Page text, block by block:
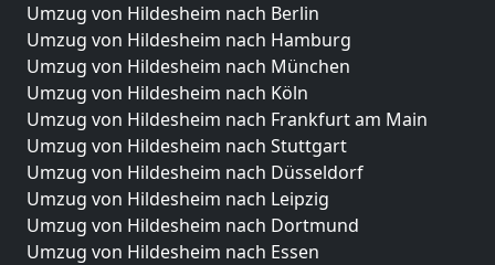
Umzug von Hildesheim nach Berlin
Umzug von Hildesheim nach Hamburg
Umzug von Hildesheim nach München
Umzug von Hildesheim nach Köln
Umzug von Hildesheim nach Frankfurt am Main
Umzug von Hildesheim nach Stuttgart
Umzug von Hildesheim nach Düsseldorf
Umzug von Hildesheim nach Leipzig
Umzug von Hildesheim nach Dortmund
Umzug von Hildesheim nach Essen